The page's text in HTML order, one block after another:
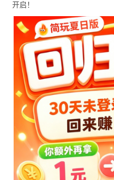
开启！